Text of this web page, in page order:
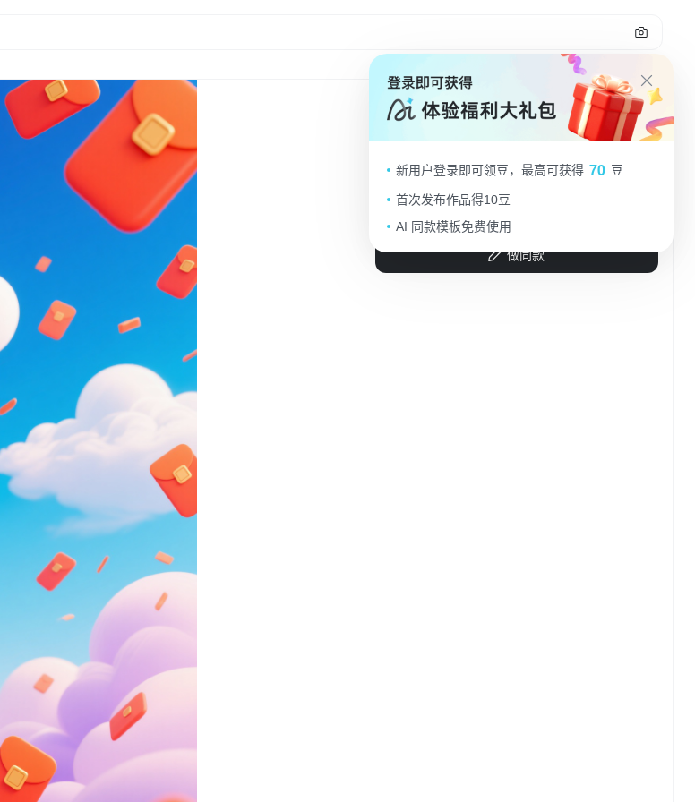
2
阔的渐变蓝天空中漂浮着蓬松的白色
云朵，下方是柔和的粉紫色云层，大
量橙红色的红包从空中飘落，红包带
有金色的方形装饰，整体画面轻盈灵
动，色彩清新明快，营造出喜庆热闹
ArtifyMind
做同款
新用户登录即可领豆，最高可获得 70 豆
首次发布作品得10豆
AI 同款模板免费使用